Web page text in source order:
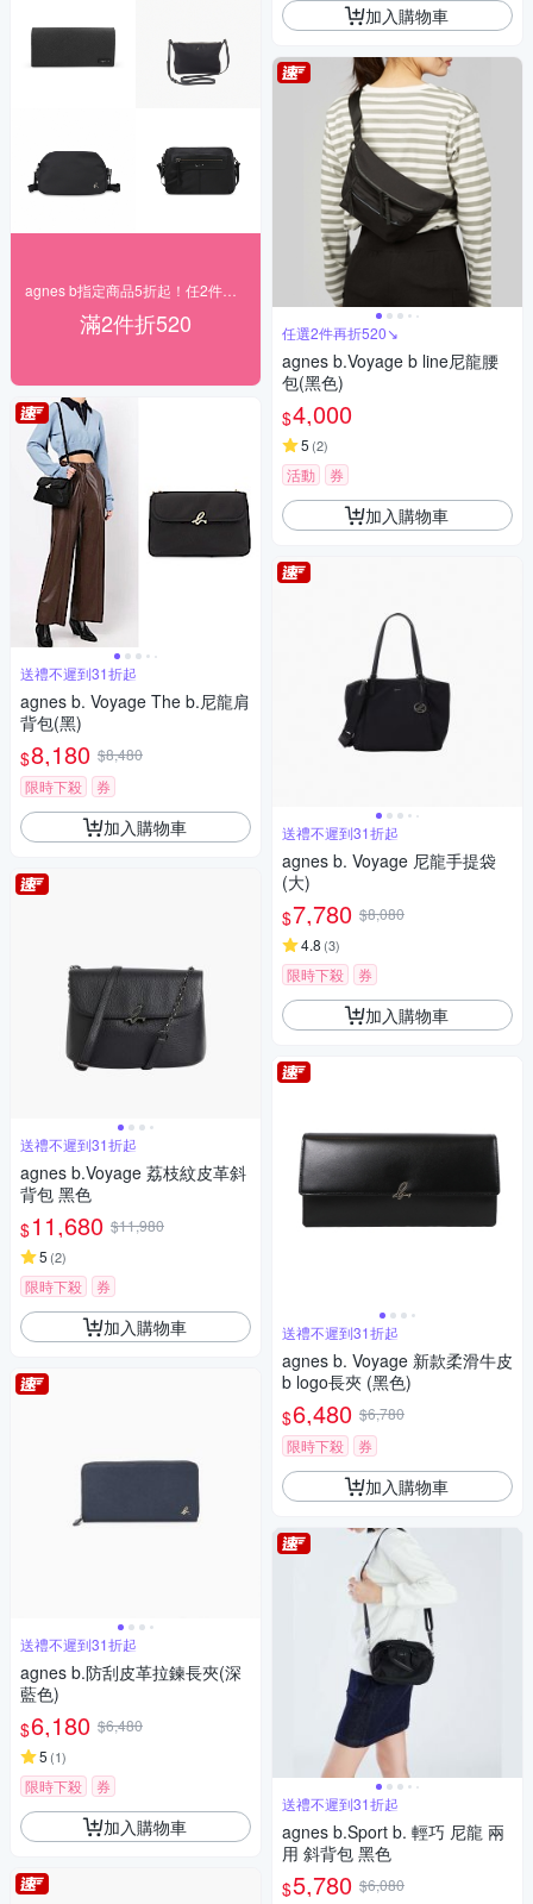
滿2件折520
送禮不遲到31折起
agnes b. Voyage The b.尼龍肩
背包(黑)
$8,180 $8,480
限時下殺
券
加入購物車
送禮不遲到31折起
agnes b.Voyage 荔枝紋皮革斜
背包 黑色
$11,680 $11,980
5 (2)
限時下殺 券
加入購物車
送禮不遲到31折起
agnes b.防刮皮革拉鍊長夾(深
藍色)
$6,180 $6,480
5 (1)
限時下殺 券
加入購物車
加入購物車
任選2件再折520↘
agnes b.Voyage b line尼龍腰
包(黑色)
$4,000
5 (2)
活動 券
加入購物車
送禮不遲到31折起
agnes b. Voyage 尼龍手提袋
(大)
$7,780 $8,080
4.8 (3)
限時下殺 券
加入購物車
送禮不遲到31折起
agnes b. Voyage 新款柔滑牛皮
b logo長夾 (黑色)
$6,480 $6,780
限時下殺
券
加入購物車
送禮不遲到31折起
agnes b.Sport b. 輕巧 尼龍 兩
用 斜背包 黑色
$5,780 $6,080